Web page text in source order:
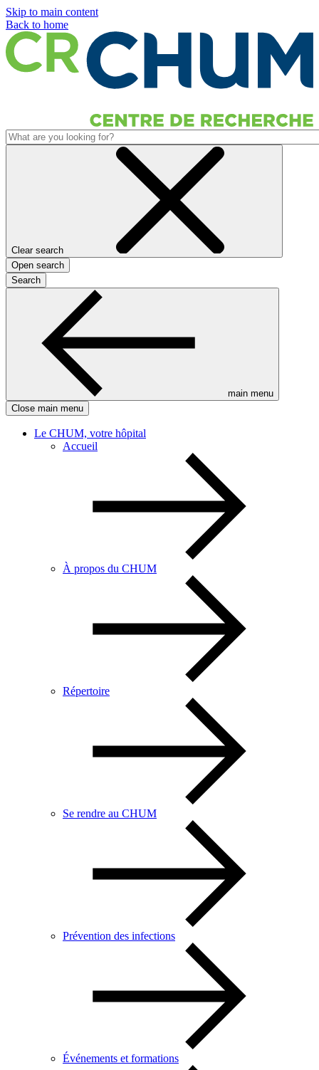
Skip to main content
Back to home
Clear search
Open search
Search
main menu
Close main menu
Le CHUM, votre hôpital
Accueil
À propos du CHUM
Répertoire
Se rendre au CHUM
Prévention des infections
Événements et formations